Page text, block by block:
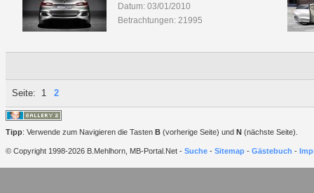
Datum: 03/01/2010
Betrachtungen: 21995
Seite: 1 2
Tipp: Verwende zum Navigieren die Tasten B (vorherige Seite) und N (nächste Seite).
© Copyright 1998-2026 B.Mehlhorn, MB-Portal.Net - Suche - Sitemap - Gästebuch -